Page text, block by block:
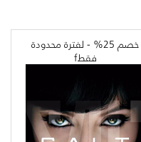
خصم 25% - لفترة محدودة
فقطf